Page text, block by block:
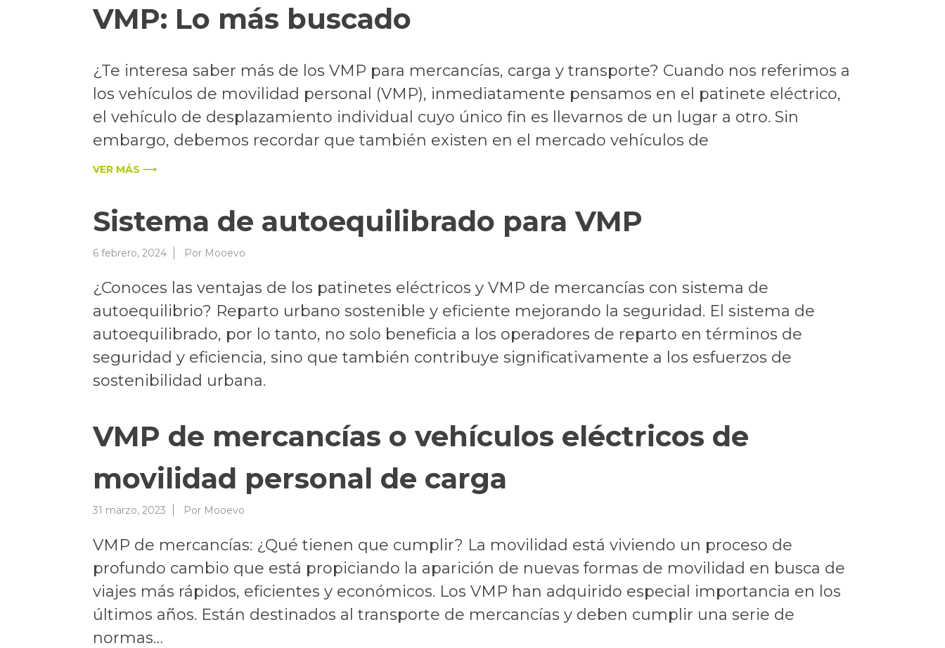
VMP: Lo más buscado
¿Te interesa saber más de los VMP para mercancías, carga y transporte? Cuando nos referimos a
los vehículos de movilidad personal (VMP), inmediatamente pensamos en el patinete eléctrico,
el vehículo de desplazamiento individual cuyo único fin es llevarnos de un lugar a otro. Sin
embargo, debemos recordar que también existen en el mercado vehículos de
VER MÁS ⟶
Sistema de autoequilibrado para VMP
6 febrero, 2024 Por Mooevo
¿Conoces las ventajas de los patinetes eléctricos y VMP de mercancías con sistema de
autoequilibrio? Reparto urbano sostenible y eficiente mejorando la seguridad. El sistema de
autoequilibrado, por lo tanto, no solo beneficia a los operadores de reparto en términos de
seguridad y eficiencia, sino que también contribuye significativamente a los esfuerzos de
sostenibilidad urbana.
VMP de mercancías o vehículos eléctricos de
movilidad personal de carga
31 marzo, 2023 Por Mooevo
VMP de mercancías: ¿Qué tienen que cumplir? La movilidad está viviendo un proceso de
profundo cambio que está propiciando la aparición de nuevas formas de movilidad en busca de
viajes más rápidos, eficientes y económicos. Los VMP han adquirido especial importancia en los
últimos años. Están destinados al transporte de mercancías y deben cumplir una serie de
normas…